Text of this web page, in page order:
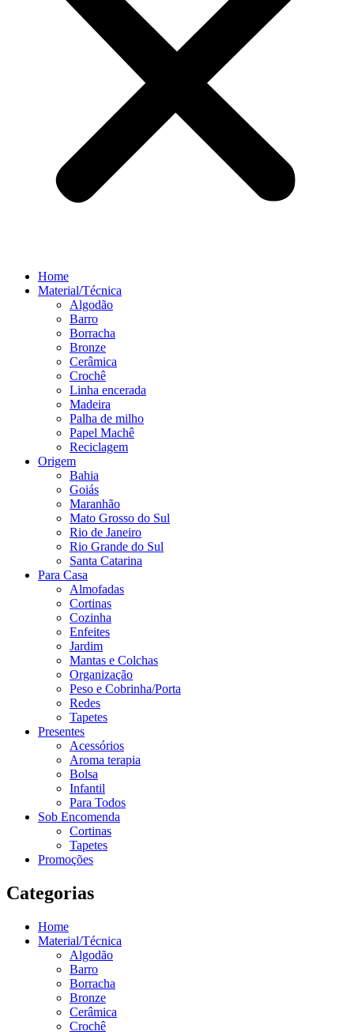
Home
Material/Técnica
Algodão
Barro
Borracha
Bronze
Cerâmica
Crochê
Linha encerada
Madeira
Palha de milho
Papel Machê
Reciclagem
Origem
Bahia
Goiás
Maranhão
Mato Grosso do Sul
Rio de Janeiro
Rio Grande do Sul
Santa Catarina
Para Casa
Almofadas
Cortinas
Cozinha
Enfeites
Jardim
Mantas e Colchas
Organização
Peso e Cobrinha/Porta
Redes
Tapetes
Presentes
Acessórios
Aroma terapia
Bolsa
Infantil
Para Todos
Sob Encomenda
Cortinas
Tapetes
Promoções
Categorias
Home
Material/Técnica
Algodão
Barro
Borracha
Bronze
Cerâmica
Crochê